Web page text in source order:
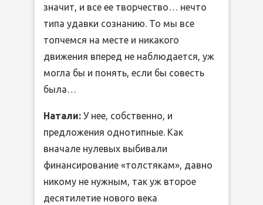
значит, и все ее творчество… нечто
типа удавки сознанию. То мы все
топчемся на месте и никакого
движения вперед не наблюдается, уж
могла бы и понять, если бы совесть
была…
Натали: У нее, собственно, и
предложения однотипные. Как
вначале нулевых выбивали
финансирование «толстякам», давно
никому не нужным, так уж второе
десятилетие нового века